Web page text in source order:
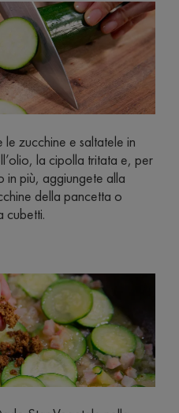
zucchine e saltatele in
la cipolla tritata e, per
in più, aggiungete alla
della pancetta o
cubetti.